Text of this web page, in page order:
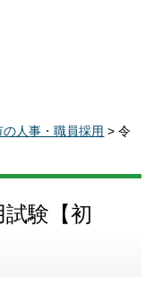
の人事・職員採用 > 令
験【初